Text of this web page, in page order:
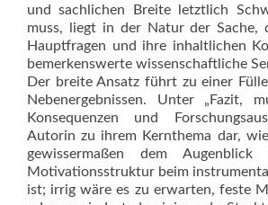
und sachlichen Breite letztlich
muss, liegt in der Natur der Sache,
Hauptfragen und ihre inhaltlichen
bemerkenswerte wissenschaftliche
Der breite Ansatz führt zu einer
Nebenergebnissen. Unter „Fazit,
Konsequenzen und
Autorin zu ihrem Kernthema dar,
gewissermaßen dem
Motivationsstruktur beim
ist; irrig wäre es zu erwarten, feste